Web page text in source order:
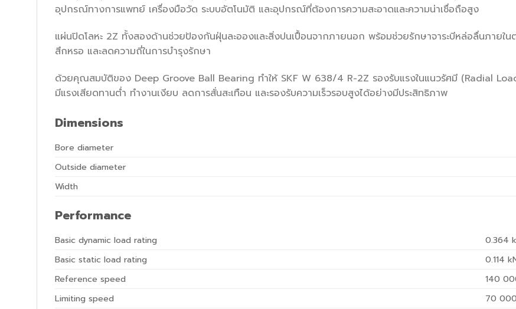
อุปกรณ์ทางการแพทย์ เครื่องมือวัด ระบบอัตโนมัติ และอุปกรณ์ที่ต้องการความสะอาดและความน่าเชื่อถือสูง
แผ่นปิดโลหะ 2Z ทั้งสองด้านช่วยป้องกันฝุ่นละอองและสิ่งปนเปื้อนจากภายนอก พร้อมช่วยรักษาจาระบีหล่อลื่นภายใ
สึกหรอ และลดความถี่ในการบำรุงรักษา
ด้วยคุณสมบัติของ Deep Groove Ball Bearing ทำให้ SKF W 638/4 R-2Z รองรับแรงในแนวรัศมี (Radial
มีแรงเสียดทานต่ำ ทำงานเงียบ ลดการสั่นสะเทือน และรองรับความเร็วรอบสูงได้อย่างมีประสิทธิภาพ
Dimensions
Bore diameter
Outside diameter
Width
Performance
Basic dynamic load rating 0.364
Basic static load rating
0.114
Reference speed
140
Limiting speed
70 000